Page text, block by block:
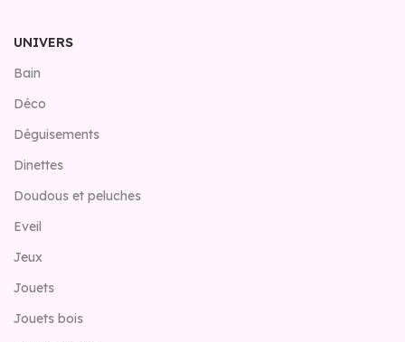
UNIVERS
Bain
Déco
Déguisements
Dinettes
Doudous et peluches
Eveil
Jeux
Jouets
Jouets bois